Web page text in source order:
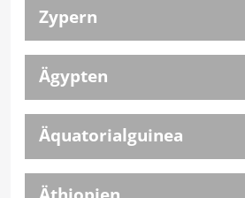
Zypern
Ägypten
Äquatorialguinea